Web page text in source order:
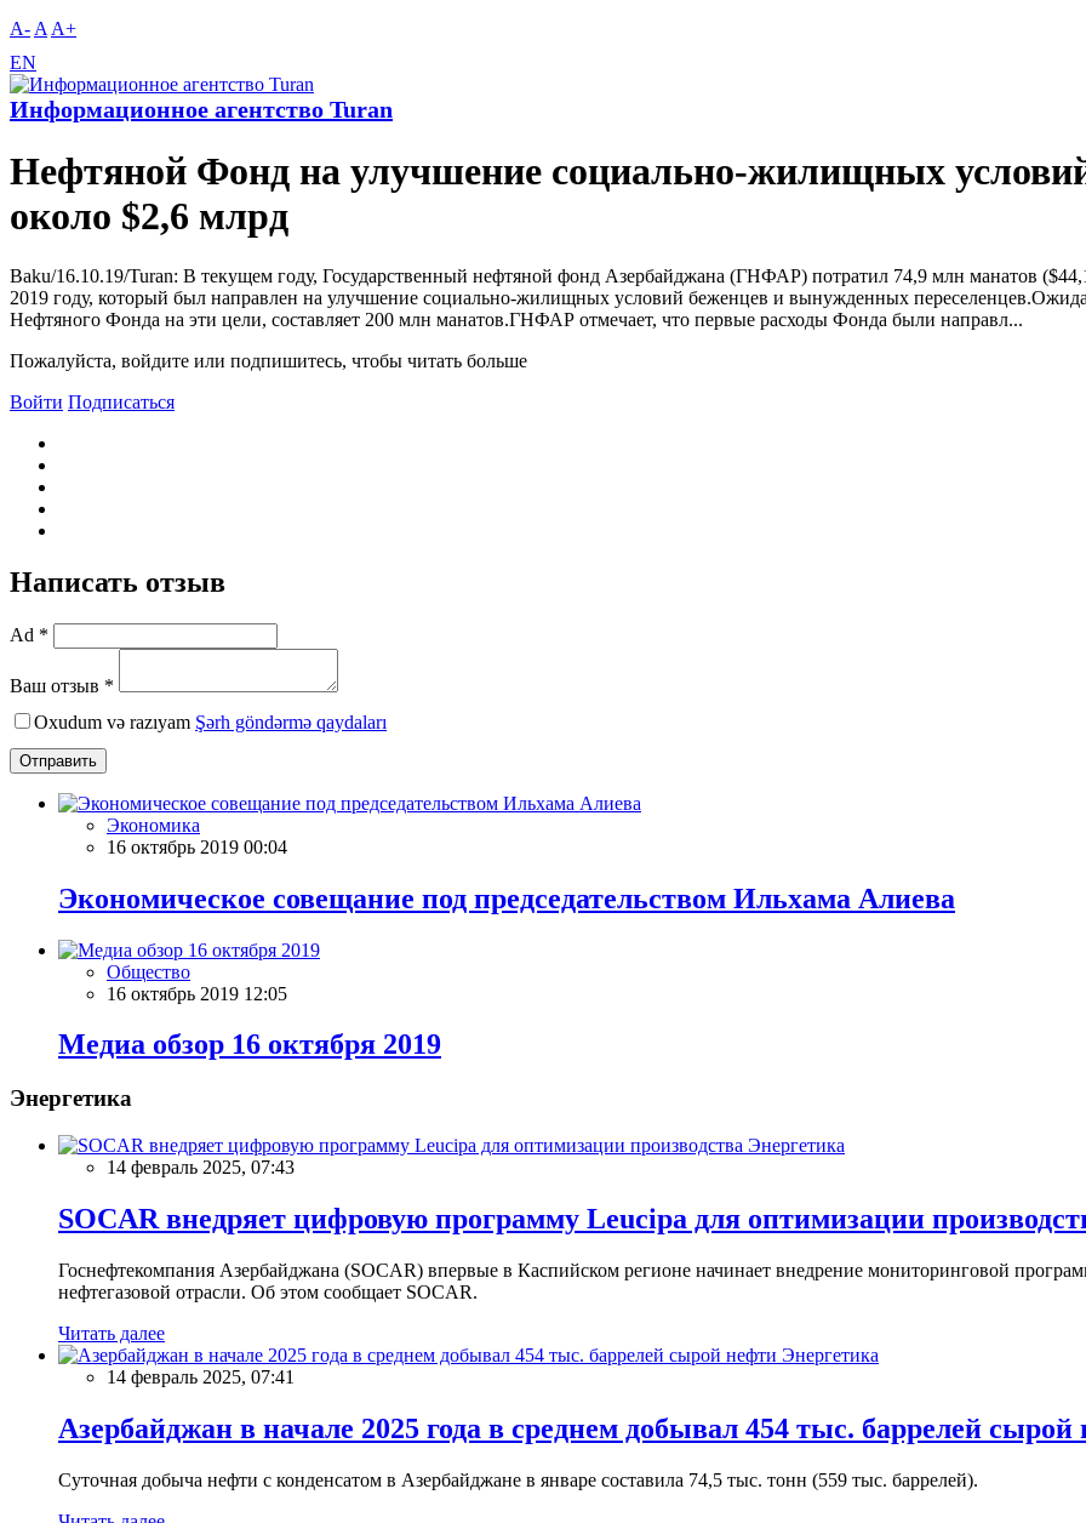
A- A A+
EN
Информационное агентство Turan
Нефтяной Фонд на улучшение социально-жилищных
около $2,6 млрд
Baku/16.10.19/Turan: B текущем году, Государственный нефтяной фонд Азербайджана (ГНФАР) потратил 74,9 млн манатов
2019 году, который был направлен на улучшение социально-жилищных условий беженцев и вынужденных
Нефтяного Фонда на эти цели, составляет 200 млн манатов.ГНФАР отмечает, что первые расходы Фонда были направл...
Пожалуйста, войдите или подпишитесь, чтобы читать больше
Войти Подписаться
Написать отзыв
Ad *
Ваш отзыв *
Oxudum və razıyam Şərh göndərmə qaydaları
Отправить
Экономика
16 октябрь 2019 00:04
Экономическое совещание под председательством Ильхама Алиева
Общество
16 октябрь 2019 12:05
Meдиа обзор 16 октября 2019
Энергетика
Энергетика
14 февраль 2025, 07:43
SOCAR внедряет цифровую программу Leucipa для оптимизации
Госнефтекомпания Азербайджана (SOCAR) впервые в Каспийском регионе начинает внедрение мониторинговой
нефтегазовой отрасли. Об этом сообщает SOCAR.
Читать далее
Энергетика
14 февраль 2025, 07:41
Азербайджан в начале 2025 года в среднем добывал 454 тыс. баррелей сырой
Суточная добыча нефти с конденсатом в Азербайджане в январе составила 74,5 тыс. тонн (559 тыс. баррелей).